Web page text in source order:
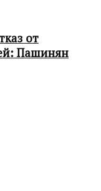
от
Пашинян